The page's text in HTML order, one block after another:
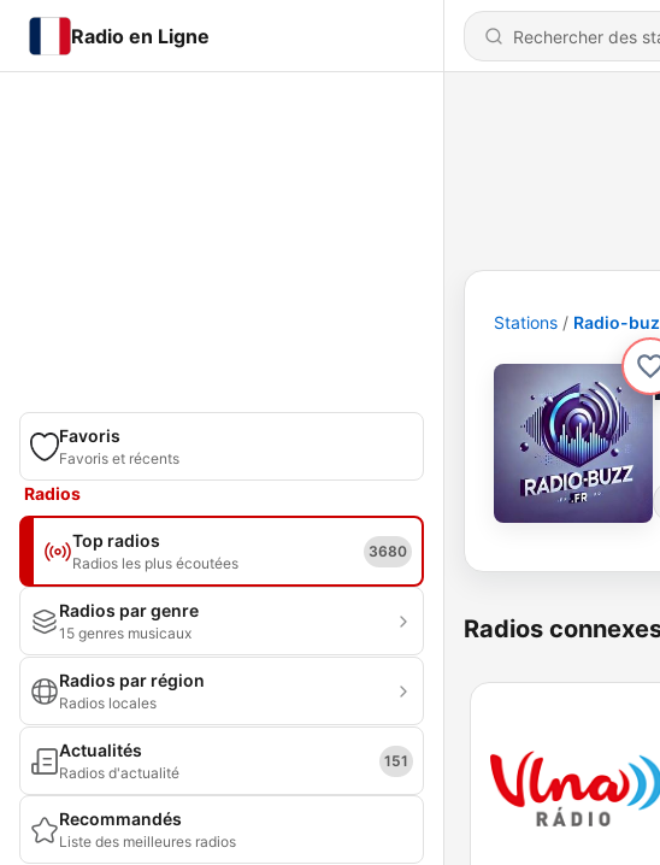
Radio en Ligne
Favoris
Favoris et récents
Radios
Top radios
Radios les plus écoutées
3680
Radios par genre
15 genres musicaux
Radios par région
Radios locales
Actualités
Radios d'actualité
151
Recommandés
Liste des meilleures radios
Stations Radio-
Radios